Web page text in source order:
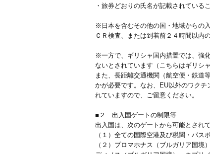
・旅券どおりの氏名が記載されている
※日本を含むその他の国・地域からの
ＣＲ検査、または到着前２４時間以内
※一方で、ギリシャ国内措置では、強
ないとされています（こちらはギリシ
また、長距離交通機関（航空便・鉄道
かが必要です。なお、EU以外のワク
れていますので、ご留意ください。
■２ 出入国ゲートの制限等
出入国は、次のゲートから可能とされて
（１）全ての国際空港及び税関・パス
（２）プロマホナス（ブルガリア国